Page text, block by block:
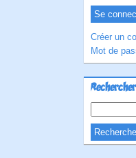
Créer un
Mot de